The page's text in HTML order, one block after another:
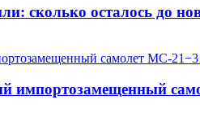
сколько осталось до
импортозамещенный